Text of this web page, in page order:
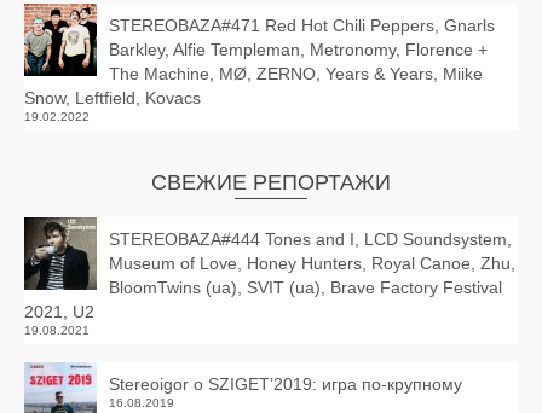
STEREOBAZA#471 Red Hot Chili Peppers, Gnarls
Barkley, Alfie Templeman, Metronomy, Florence +
The Machine, MØ, ZERNO, Years & Years, Miike
Snow, Leftfield, Kovacs
19.02.2022
СВЕЖИЕ РЕПОРТАЖИ
STEREOBAZA#444 Tones and I, LCD Soundsystem,
Museum of Love, Honey Hunters, Royal Canoe, Zhu,
BloomTwins (ua), SVIT (ua), Brave Factory Festival
2021, U2
19.08.2021
Stereoigor о SZIGET’2019: игра по-крупному
16.08.2019